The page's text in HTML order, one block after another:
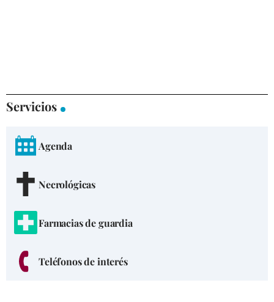
Servicios
Agenda
Necrológicas
Farmacias de guardia
Teléfonos de interés